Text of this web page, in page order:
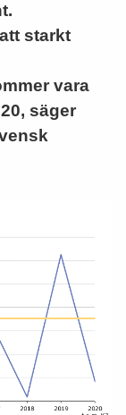
starkt
vara
säger